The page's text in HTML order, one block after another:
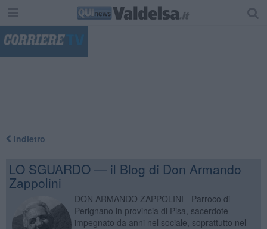
Indietro
LO SGUARDO — il Blog di Don Armando
Zappolini
DON ARMANDO ZAPPOLINI - Parroco di
Perignano in provincia di Pisa, sacerdote
impegnato da anni nel sociale, soprattutto nel